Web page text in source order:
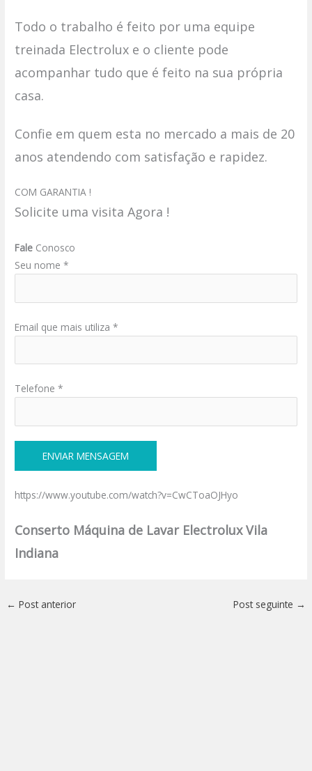
Todo o trabalho é feito por uma equipe
treinada Electrolux e o cliente pode
acompanhar tudo que é feito na sua própria
casa.
Confie em quem esta no mercado a mais de 20
anos atendendo com satisfação e rapidez.
COM GARANTIA !
Solicite uma visita Agora !
Fale Conosco
Seu nome *
Email que mais utiliza *
Telefone *
https://www.youtube.com/watch?v=CwCToaOJHyo
Conserto Máquina de Lavar Electrolux Vila
Indiana
← Post anterior Post seguinte →